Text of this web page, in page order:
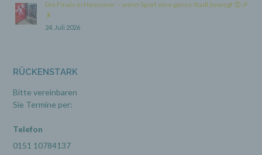
Die Finals in Hannover – wenn Sport eine ganze Stadt bewegt 😍🎉
🤸
24. Juli 2026
RÜCKENSTARK
Bitte vereinbaren
Sie Termine per:
Telefon
0151 10784137
h) Auftragsverarbeiter
juristische Person, Behörde, Einrichtung oder
andere Stelle, die personenbezogene Daten im
Empfänger ist eine natürliche oder juristische